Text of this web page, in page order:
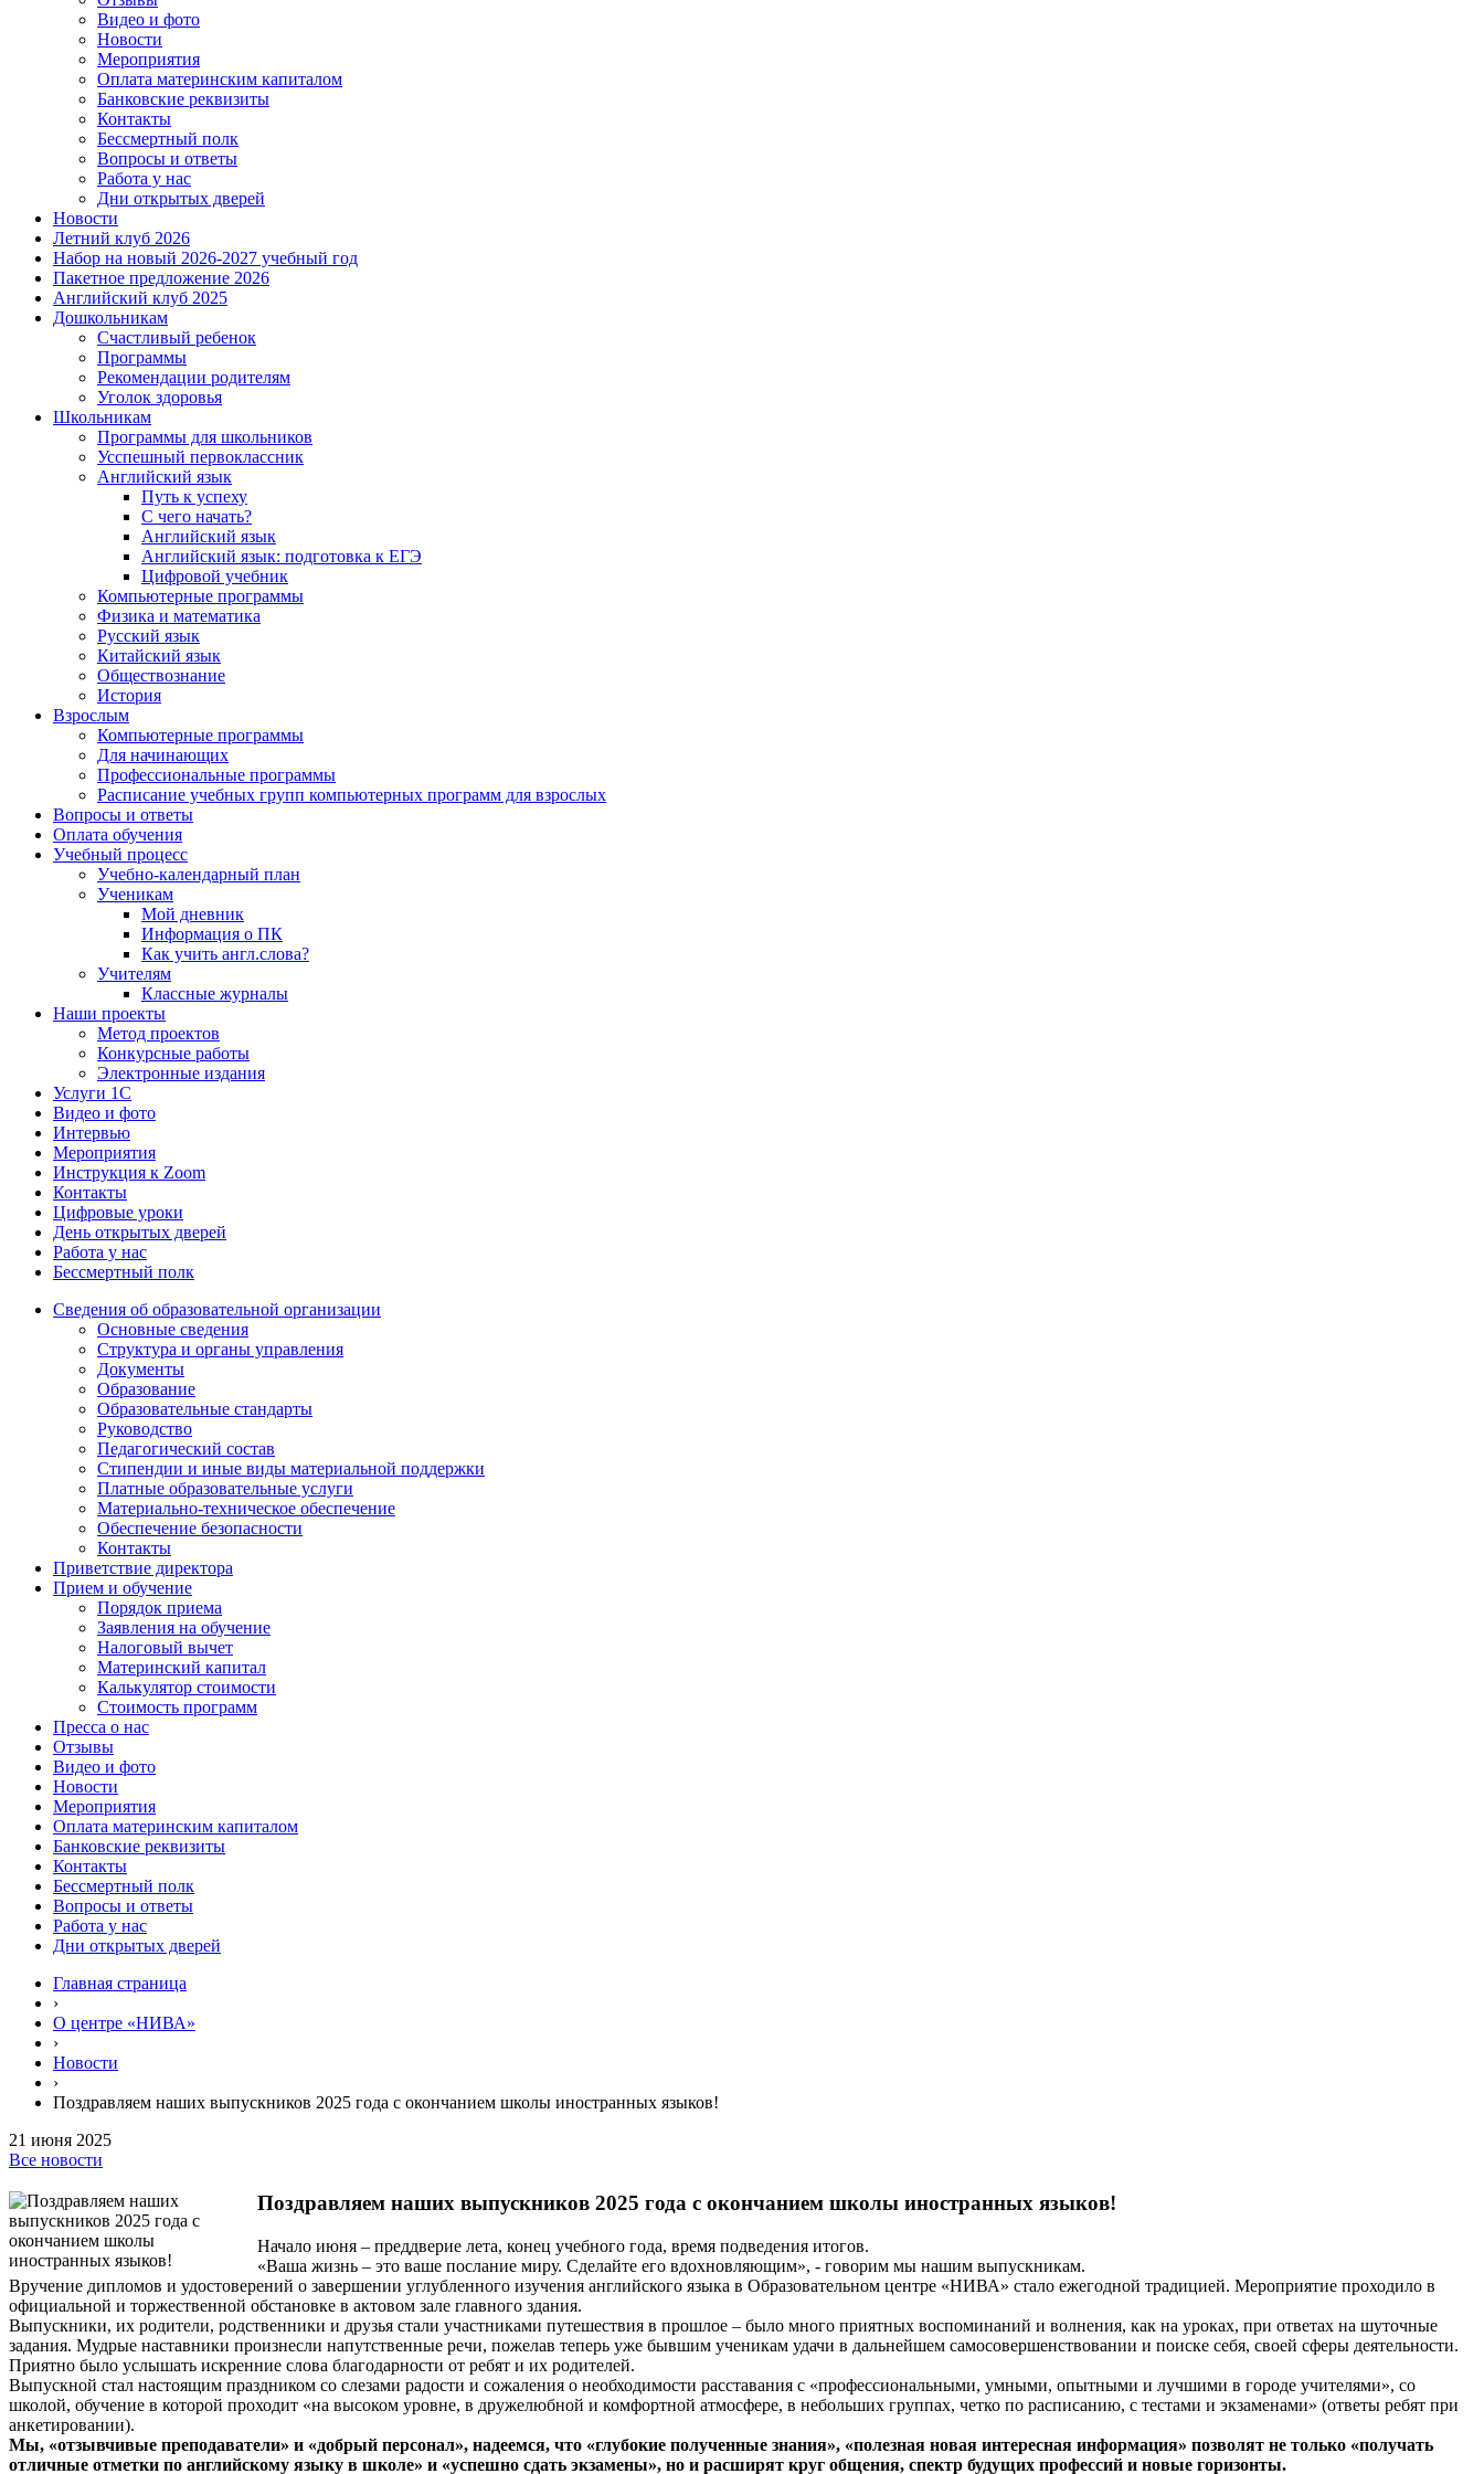
Видео и фото
Новости
Мероприятия
Оплата материнским капиталом
Банковские реквизиты
Контакты
Бессмертный полк
Вопросы и ответы
Работа у нас
Дни открытых дверей
Новости
Летний клуб 2026
Набор на новый 2026-2027 учебный год
Пакетное предложение 2026
Английский клуб 2025
Дошкольникам
Счастливый ребенок
Программы
Рекомендации родителям
Уголок здоровья
Школьникам
Программы для школьников
Усспешный первоклассник
Английский язык
Путь к успеху
С чего начать?
Английский язык
Английский язык: подготовка к ЕГЭ
Цифровой учебник
Компьютерные программы
Физика и математика
Русский язык
Китайский язык
Обществознание
История
Взрослым
Компьютерные программы
Для начинающих
Профессиональные программы
Расписание учебных групп компьютерных программ для взрослых
Вопросы и ответы
Оплата обучения
Учебный процесс
Учебно-календарный план
Ученикам
Мой дневник
Информация о ПК
Как учить англ.слова?
Учителям
Классные журналы
Наши проекты
Метод проектов
Конкурсные работы
Электронные издания
Услуги 1C
Видео и фото
Интервью
Мероприятия
Инструкция к Zoom
Контакты
Цифровые уроки
День открытых дверей
Работа у нас
Бессмертный полк
Сведения об образовательной организации
Основные сведения
Структура и органы управления
Документы
Образование
Образовательные стандарты
Руководство
Педагогический состав
Стипендии и иные виды материальной поддержки
Платные образовательные услуги
Материально-техническое обеспечение
Обеспечение безопасности
Контакты
Приветствие директора
Прием и обучение
Порядок приема
Заявления на обучение
Налоговый вычет
Материнский капитал
Калькулятор стоимости
Стоимость программ
Пресса о нас
Отзывы
Видео и фото
Новости
Мероприятия
Оплата материнским капиталом
Банковские реквизиты
Контакты
Бессмертный полк
Вопросы и ответы
Работа у нас
Дни открытых дверей
Главная страница
›
О центре «НИВА»
›
Новости
›
Поздравляем наших выпускников 2025 года c окончанием школы иностранных языков!
21 июня 2025
Все новости
Поздравляем наших выпускников 2025 года c окончанием школы иностранных языков!
Начало июня – преддверие лета, конец учебного года, время подведения итогов.
«Ваша жизнь – это ваше послание миру. Сделайте его вдохновляющим», - говорим мы нашим выпускникам.
Вручение дипломов и удостоверений о завершении углубленного изучения английского языка в Образовательном центре «НИВА» стало ежегодной традицией. Мероприятие проходило в
официальной и торжественной обстановке в актовом зале главного здания.
Выпускники, их родители, родственники и друзья стали участниками путешествия в прошлое – было много приятных воспоминаний и волнения, как на уроках, при ответах на шуточные
задания. Мудрые наставники произнесли напутственные речи, пожелав теперь уже бывшим ученикам удачи в дальнейшем самосовершенствовании и поиске себя, своей сферы деятельности.
Приятно было услышать искренние слова благодарности от ребят и их родителей.
Выпускной стал настоящим праздником со слезами радости и сожаления о необходимости расставания с «профессиональными, умными, опытными и лучшими в городе учителями», со
школой, обучение в которой проходит «на высоком уровне, в дружелюбной и комфортной атмосфере, в небольших группах, четко по расписанию, с тестами и экзаменами» (ответы ребят при
анкетировании).
Мы, «отзывчивые преподаватели» и «добрый персонал», надеемся, что «глубокие полученные знания», «полезная новая интересная информация» позволят не только «получать
отличные отметки по английскому языку в школе» и «успешно сдать экзамены», но и расширят круг общения, спектр будущих профессий и новые горизонты.